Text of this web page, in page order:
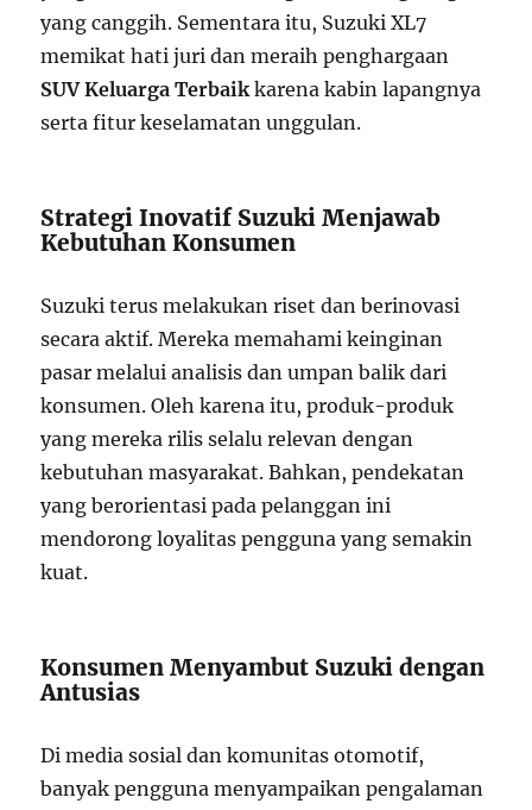
yang canggih. Sementara itu, Suzuki XL7
memikat hati juri dan meraih penghargaan
SUV Keluarga Terbaikkarena kabin lapangnya
serta fitur keselamatan unggulan.
Strategi Inovatif Suzuki Menjawab
Kebutuhan Konsumen
Suzuki terus melakukan riset dan berinovasi
secara aktif. Mereka memahami keinginan
pasar melalui analisis dan umpan balik dari
konsumen. Oleh karena itu, produk-produk
yang mereka rilis selalu relevan dengan
kebutuhan masyarakat. Bahkan, pendekatan
yang berorientasi pada pelanggan ini
mendorong loyalitas pengguna yang semakin
kuat.
Konsumen Menyambut Suzuki dengan
Antusias
Di media sosial dan komunitas otomotif,
banyak pengguna menyampaikan pengalaman